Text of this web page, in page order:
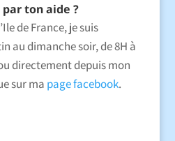
ton aide ?
de France, je suis
au dimanche soir, de 8H à
directement depuis mon
sur ma page facebook.